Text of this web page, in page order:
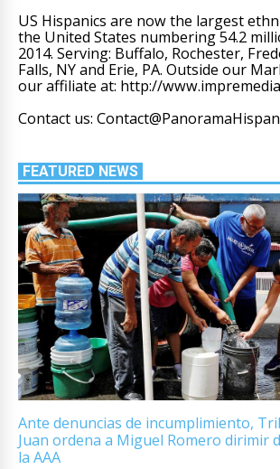
US Hispanics are now the largest
the United States numbering 54.2
2014. Serving: Buffalo, Rochester,
Falls, NY and Erie, PA. Outside our
our affiliate at: http://
Contact us:
FEATURED NEWS
Ante denuncias de incumplimiento,
Juan ordena a Miguel Romero dirimir
la AAA